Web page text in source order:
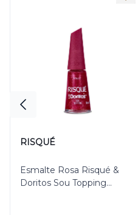
RISQUÉ
Esmalte Rosa Risqué &
Doritos Sou Topping